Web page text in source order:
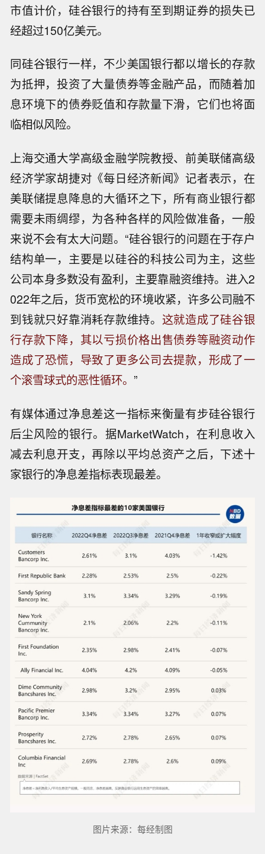
市值计价，硅谷银行的持有至到期证券的损失已
经超过150亿美元。
同硅谷银行一样，不少美国银行都以增长的存款
为抵押，投资了大量债券等金融产品，而随着加
息环境下的债券贬值和存款量下滑，它们也将面
临相似风险。
上海交通大学高级金融学院教授、前美联储高级
经济学家胡捷对《每日经济新闻》记者表示，在
美联储提息降息的大循环之下，所有商业银行都
需要未雨绸缪，为各种各样的风险做准备，一般
来说不会有太大问题。“硅谷银行的问题在于存户
结构单一，主要是以硅谷的科技公司为主，这些
公司本身多数没有盈利，主要靠融资维持。进入2
022年之后，货币宽松的环境收紧，许多公司融不
到钱就只好靠消耗存款维持。 这就造成了硅谷银
行存款下降，其以亏损价格出售债券等融资动作
造成了恐慌，导致了更多公司去提款，形成了一
个滚雪球式的恶性循环。 ”
有媒体通过净息差这一指标来衡量有步硅谷银行
后尘风险的银行。据MarketWatch，在利息收入
减去利息开支，再除以平均总资产之后，下述十
家银行的净息差指标表现最差。
图片来源：每经制图